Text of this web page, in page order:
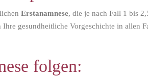
Erstanamnese, die je nach Fall 1 bis
gesundheitliche Vorgeschichte in allen
folgen: